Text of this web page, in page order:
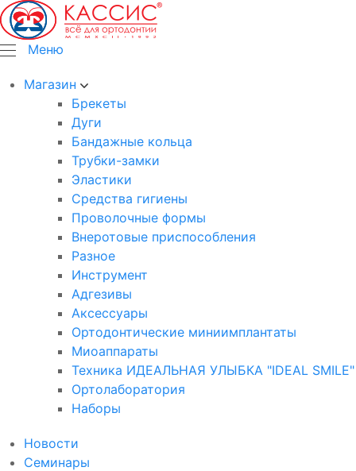
Меню
Магазин
Брекеты
Дуги
Бандажные кольца
Трубки-замки
Эластики
Средства гигиены
Проволочные формы
Внеротовые приспособления
Разное
Инструмент
Адгезивы
Аксессуары
Ортодонтические миниимплантаты
Миоаппараты
Техника ИДЕАЛЬНАЯ УЛЫБКА "IDEAL SMILE"
Ортолаборатория
Наборы
Новости
Семинары